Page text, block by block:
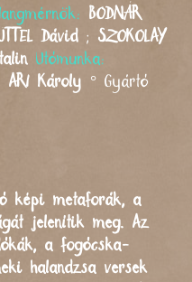
BODNÁR
Dávid ; SZOKOLAY
Utómunka:
ARI Károly ° Gyártó
képi metaforák, a
jelenítik meg. Az
a fogócska-
halandzsa versek